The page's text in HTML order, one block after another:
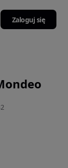
Zaloguj się